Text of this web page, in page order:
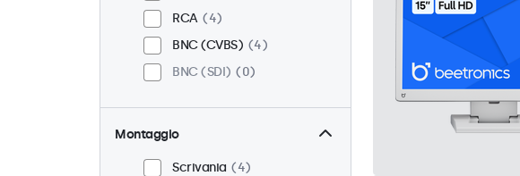
RCA
4
BNC (CVBS)
4
BNC (SDI)
0
Montaggio
Scrivania
4